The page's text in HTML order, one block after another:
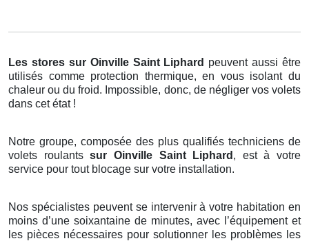
Les stores sur Oinville Saint Liphard peuvent aussi être
utilisés comme protection thermique, en vous isolant du
chaleur ou du froid. Impossible, donc, de négliger vos volets
dans cet état !
Notre groupe, composée des plus qualifiés techniciens de
volets roulantssur Oinville Saint Liphard , est à votre
service pour tout blocage sur votre installation.
Nos spécialistes peuvent se intervenir à votre habitation en
moins d’une soixantaine de minutes, avec l’équipement et
les pièces nécessaires pour solutionner les problèmes les